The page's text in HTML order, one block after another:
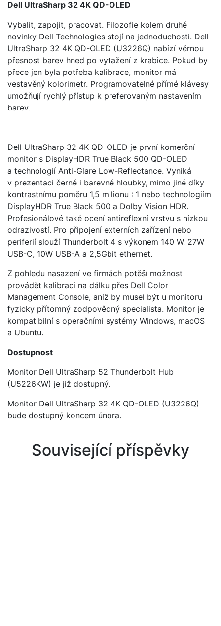
Dell UltraSharp 32 4K QD-OLED
Vybalit, zapojit, pracovat. Filozofie kolem druhé
novinky Dell Technologies stojí na jednoduchosti. Dell
UltraSharp 32 4K QD-OLED (U3226Q) nabízí věrnou
přesnost barev hned po vytažení z krabice. Pokud by
přece jen byla potřeba kalibrace, monitor má
vestavěný kolorimetr. Programovatelné přímé klávesy
umožňují rychlý přístup k preferovaným nastavením
barev.
Dell UltraSharp 32 4K QD-OLED je první komerční
monitor s DisplayHDR True Black 500 QD-OLED
a technologií Anti-Glare Low-Reflectance. Vyniká
v prezentaci černé i barevné hloubky, mimo jiné díky
kontrastnímu poměru 1,5 milionu : 1 nebo technologiím
DisplayHDR True Black 500 a Dolby Vision HDR.
Profesionálové také ocení antireflexní vrstvu s nízkou
odrazivostí. Pro připojení externích zařízení nebo
periferií slouží Thunderbolt 4 s výkonem 140 W, 27W
USB-C, 10W USB-A a 2,5Gbit ethernet.
Z pohledu nasazení ve firmách potěší možnost
provádět kalibraci na dálku přes Dell Color
Management Console, aniž by musel být u monitoru
fyzicky přítomný zodpovědný specialista. Monitor je
kompatibilní s operačními systémy Windows, macOS
a Ubuntu.
Dostupnost
Monitor Dell UltraSharp 52 Thunderbolt Hub
(U5226KW) je již dostupný.
Monitor Dell UltraSharp 32 4K QD-OLED (U3226Q)
bude dostupný koncem února.
Související příspěvky